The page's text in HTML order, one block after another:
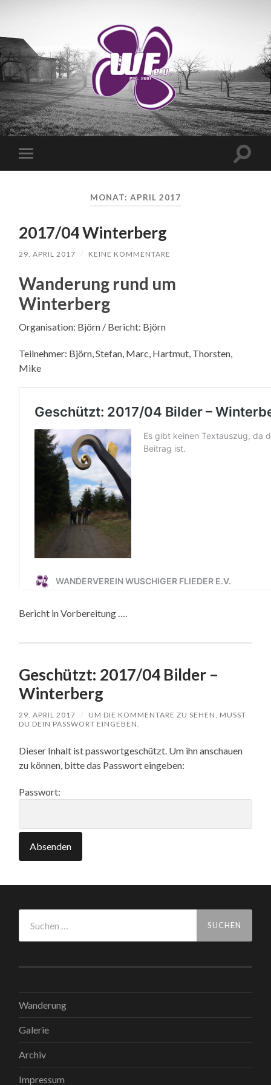
WANDERVEREIN
WUSCHIGER
FLIEDER
Mobile-
Menü
MONAT: APRIL 2017
2017/04 Winterberg
29. APRIL 2017 / KEINE KOMMENTARE
Wanderung rund um
Winterberg
Organisation: Björn / Bericht: Björn
Teilnehmer: Björn, Stefan, Marc, Hartmut, Thorsten,
Mike
Bericht in Vorbereitung ….
Geschützt: 2017/04 Bilder –
Winterberg
29. APRIL 2017 /
UM DIE KOMMENTARE ZU SEHEN, MUSST
DU DEIN PASSWORT EINGEBEN.
Dieser Inhalt ist passwortgeschützt. Um ihn anschauen
zu können, bitte das Passwort eingeben:
Passwort:
nach:
Wanderung
Galerie
Archiv
Impressum